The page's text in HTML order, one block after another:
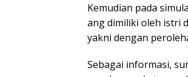
Kemudian pada
ang dimiliki oleh istri
yakni dengan
Sebagai informasi,